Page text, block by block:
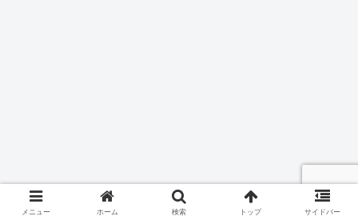
メニュー ホーム 検索 トップ サイドバー